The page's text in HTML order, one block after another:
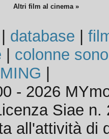
Altri film al cinema »
database
colonne
- 2026
Siae n.
all'attività di